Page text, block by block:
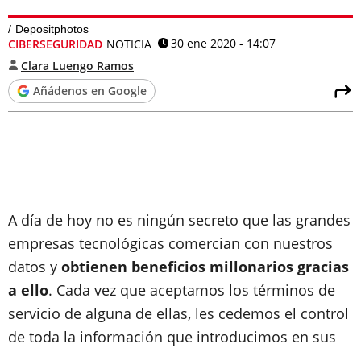
Depositphotos
CIBERSEGURIDAD NOTICIA
30 ene 2020 - 14:07
Clara Luengo Ramos
Añádenos en Google
A día de hoy no es ningún secreto que las grandes
empresas tecnológicas comercian con nuestros
datos y obtienen beneficios millonarios gracias
a ello. Cada vez que aceptamos los términos de
servicio de alguna de ellas, les cedemos el control
de toda la información que introducimos en sus